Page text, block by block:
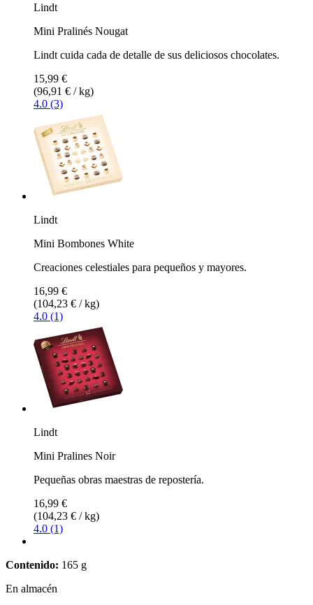
Lindt
Mini Pralinés Nougat
Lindt cuida cada de detalle de sus deliciosos chocolates.
15,99 €
(96,91 € / kg)
4.0 (3)
Lindt
Mini Bombones White
Creaciones celestiales para pequeños y mayores.
16,99 €
(104,23 € / kg)
4.0 (1)
Lindt
Mini Pralines Noir
Pequeñas obras maestras de repostería.
16,99 €
(104,23 € / kg)
4.0 (1)
Contenido: 165 g
En almacén